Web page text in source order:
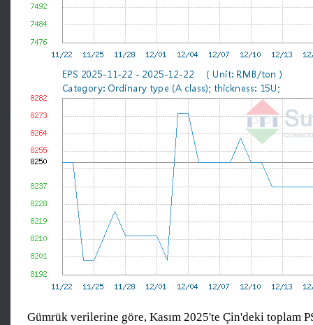
Gümrük verilerine göre, Kasım 2025'te Çin'deki toplam